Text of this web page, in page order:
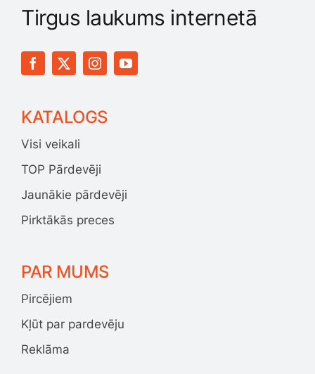
Tirgus laukums internetā
KATALOGS
Visi veikali
TOP Pārdevēji
Jaunākie pārdevēji
Pirktākās preces
PAR MUMS
Pircējiem
Kļūt par pardevēju
Reklāma